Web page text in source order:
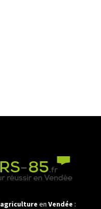
agriculture en Vendée :